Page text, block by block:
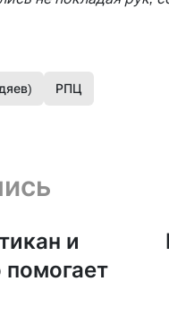
РПЦ
запись
и
помогает